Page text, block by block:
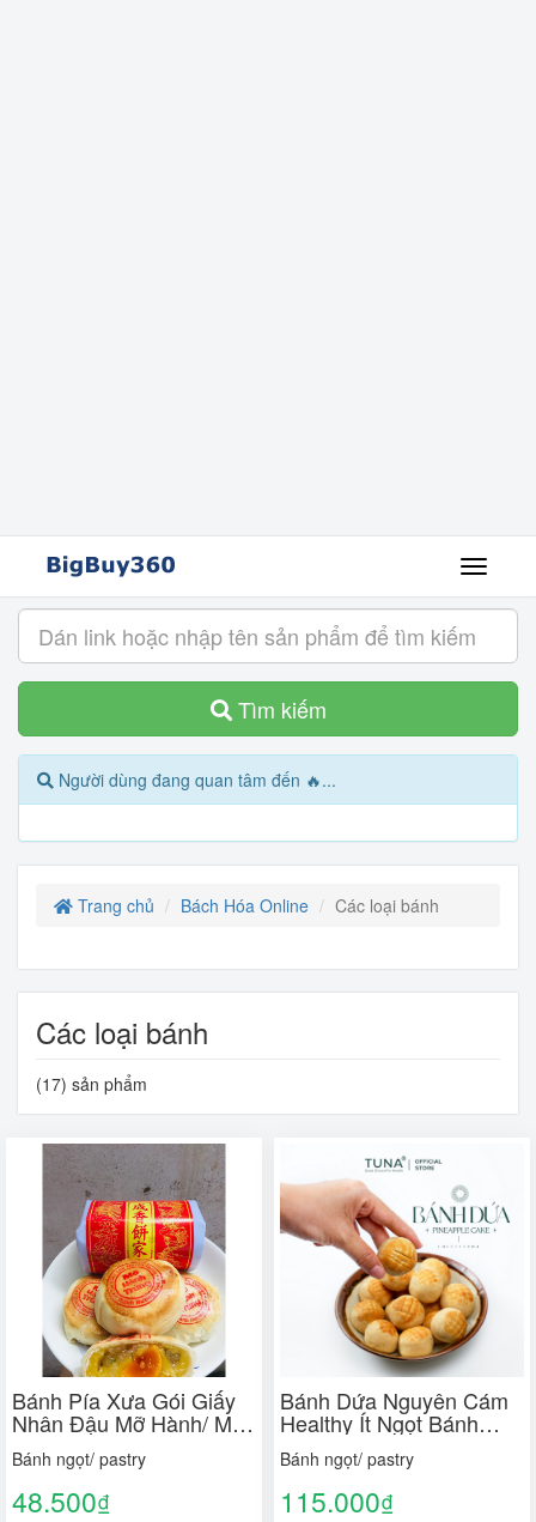
Tìm kiếm
Người dùng đang quan tâm đến 🔥...
Trang chủ Bách Hóa Online Các loại bánh
Các loại bánh
(17) sản phẩm
Bánh Pía Xưa Gói Giấy
Nhân Đậu Mỡ Hành/ Mỡ
Hành Trứng Thành
Hương 350g/cây 4cái
Bánh ngọt/ pastry
48.500₫
Bánh Dứa Nguyên Cám
Healthy Ít Ngọt Bánh
Mềm Nhưng Không Dễ
Vỡ
Bánh ngọt/ pastry
115.000₫